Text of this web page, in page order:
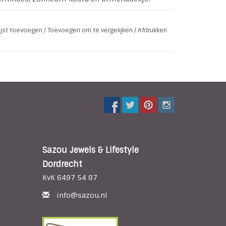
toevoegen /Toevoegen om te vergelijken /Afdrukken
Sazou Jewels & Lifestyle
Dordrecht
KvK 6497 54 87
info@sazou.nl